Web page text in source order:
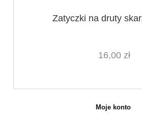
Zatyczki na druty
16,00 zł
Moje konto